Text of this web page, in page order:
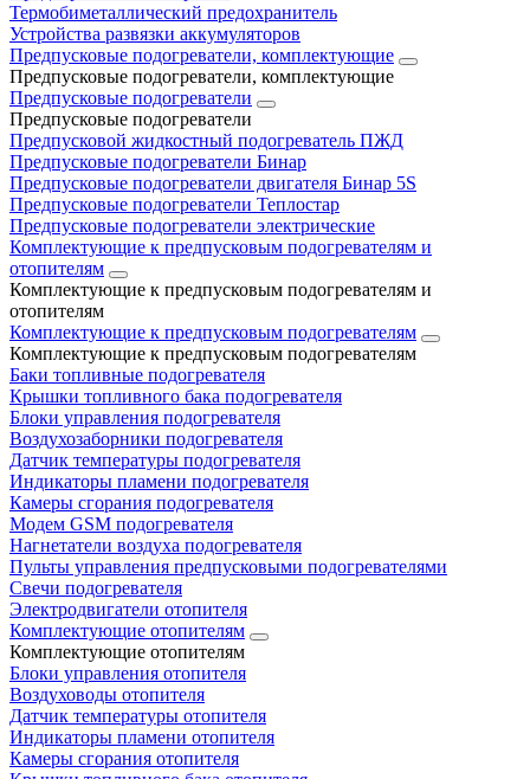
Термобиметаллический предохранитель
Устройства развязки аккумуляторов
Предпусковые подогреватели, комплектующие
Предпусковые подогреватели, комплектующие
Предпусковые подогреватели
Предпусковые подогреватели
Предпусковой жидкостный подогреватель ПЖД
Предпусковые подогреватели Бинар
Предпусковые подогреватели двигателя Бинар 5S
Предпусковые подогреватели Теплостар
Предпусковые подогреватели электрические
Комплектующие к предпусковым подогревателям и
отопителям
Комплектующие к предпусковым подогревателям и
отопителям
Комплектующие к предпусковым подогревателям
Комплектующие к предпусковым подогревателям
Баки топливные подогревателя
Крышки топливного бака подогревателя
Блоки управления подогревателя
Воздухозаборники подогревателя
Датчик температуры подогревателя
Индикаторы пламени подогревателя
Камеры сгорания подогревателя
Модем GSM подогревателя
Нагнетатели воздуха подогревателя
Пульты управления предпусковыми подогревателями
Свечи подогревателя
Электродвигатели отопителя
Комплектующие отопителям
Комплектующие отопителям
Блоки управления отопителя
Воздуховоды отопителя
Датчик температуры отопителя
Индикаторы пламени отопителя
Камеры сгорания отопителя